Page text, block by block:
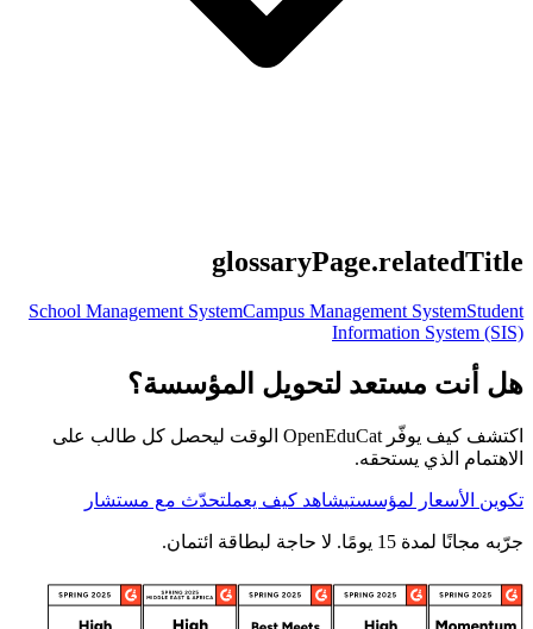
glossaryPage.relatedTitle
School Management SystemCampus Management SystemStudent
Information System (SIS)
هل أنت مستعد لتحويل المؤسسة؟
اكتشف كيف يوفّر OpenEduCat الوقت ليحصل كل طالب على
الاهتمام الذي يستحقه.
تكوين الأسعار لمؤسستيشاهد كيف يعملتحدّث مع مستشار
جرّبه مجانًا لمدة 15 يومًا. لا حاجة لبطاقة ائتمان.